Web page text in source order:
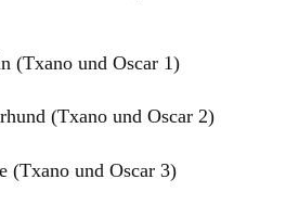
(Txano und Oscar 1)
(Txano und Oscar 2)
(Txano und Oscar 3)